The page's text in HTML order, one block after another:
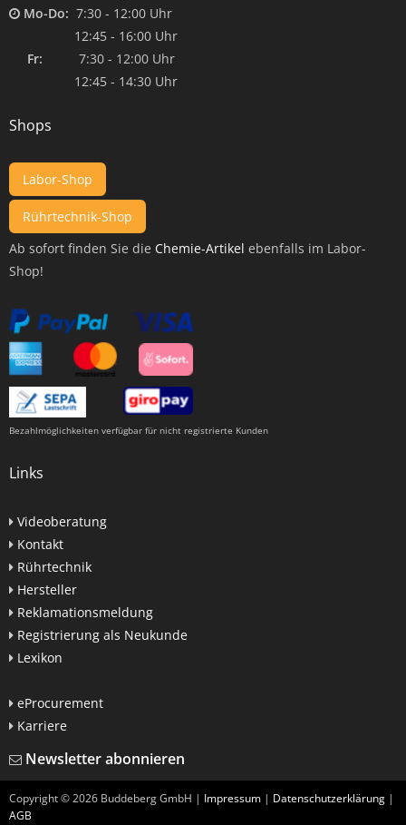
Mo-Do: 7:30 - 12:00 Uhr
12:45 - 16:00 Uhr
Fr: 7:30 - 12:00 Uhr
12:45 - 14:30 Uhr
Shops
Labor-Shop
Rührtechnik-Shop
Ab sofort finden Sie die Chemie-Artikel ebenfalls im Labor-
Shop!
Bezahlmöglichkeiten verfügbar für nicht registrierte Kunden
Links
Videoberatung
Kontakt
Rührtechnik
Hersteller
Reklamationsmeldung
Registrierung als Neukunde
Lexikon
eProcurement
Karriere
Newsletter abonnieren
Copyright ©2026 Buddeberg GmbH | Impressum | Datenschutzerklärung |
AGB